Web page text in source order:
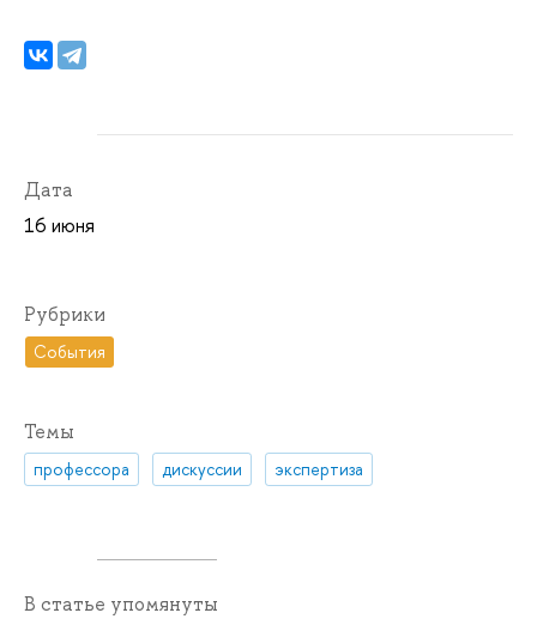
Дата
16 июня
Рубрики
События
Темы
профессора дискуссии экспертиза
В статье упомянуты